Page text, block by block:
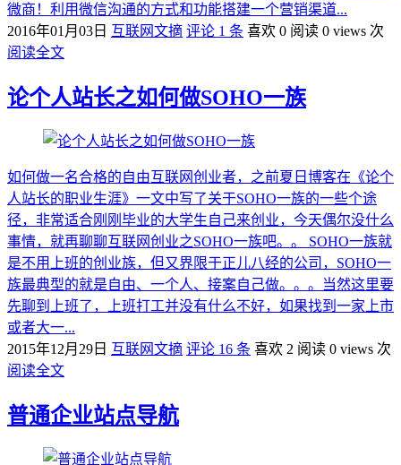
微商！利用微信沟通的方式和功能搭建一个营销渠道...
2016年01月03日 互联网文摘 评论 1 条 喜欢 0 阅读 0 views 次
阅读全文
论个人站长之如何做SOHO一族
如何做一名合格的自由互联网创业者，之前夏日博客在《论个
人站长的职业生涯》一文中写了关于SOHO一族的一些个途
径，非常适合刚刚毕业的大学生自己来创业，今天偶尔没什么
事情，就再聊聊互联网创业之SOHO一族吧。。 SOHO一族就
是不用上班的创业族，但又界限于正儿八经的公司，SOHO一
族最典型的就是自由、一个人、接案自己做。。。当然这里要
先聊到上班了，上班打工并没有什么不好，如果找到一家上市
或者大一...
2015年12月29日 互联网文摘 评论 16 条 喜欢 2 阅读 0 views 次
阅读全文
普通企业站点导航